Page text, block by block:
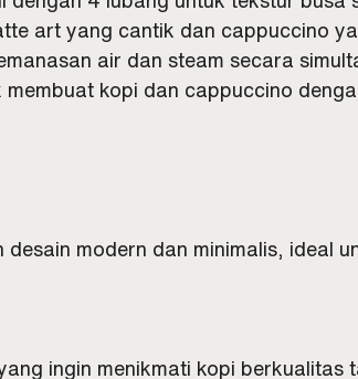
art yang cantik dan cappuccino
air dan steam secara
membuat kopi dan cappuccino
desain modern dan minimalis, ideal
ingin menikmati kopi berkualitas